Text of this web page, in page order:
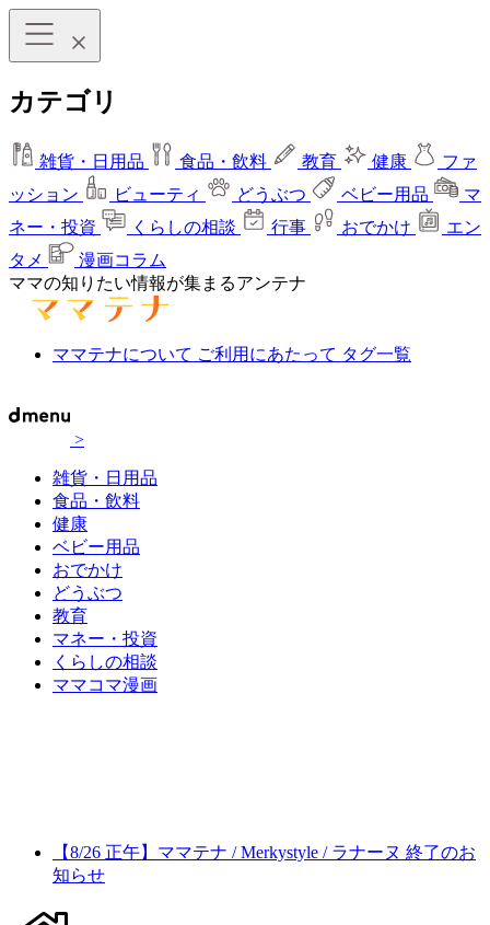
カテゴリ
雑貨・日用品 食品・飲料 教育 健康
ファ
ッション
ビューティ どうぶつ ベビー用品
マ
ネー・投資
くらしの相談 行事 おでかけ
エン
タメ
漫画コラム
ママの知りたい情報が集まるアンテナ
ママテナについて ご利用にあたって タグ一覧
>
雑貨・日用品
食品・飲料
健康
ベビー用品
おでかけ
どうぶつ
教育
マネー・投資
くらしの相談
ママコマ漫画
【8/26 正午】ママテナ / Merkystyle / ラナーヌ 終了のお
知らせ